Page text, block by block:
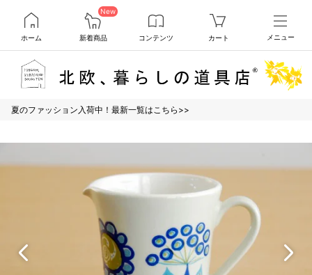
ホーム
New
新着商品 コンテンツ カート メニュー
夏のファッション入荷中！最新一覧はこちら>>